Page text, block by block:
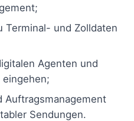
Terminal- und Zolldaten
Agenten und
Auftragsmanagement
Sendungen.